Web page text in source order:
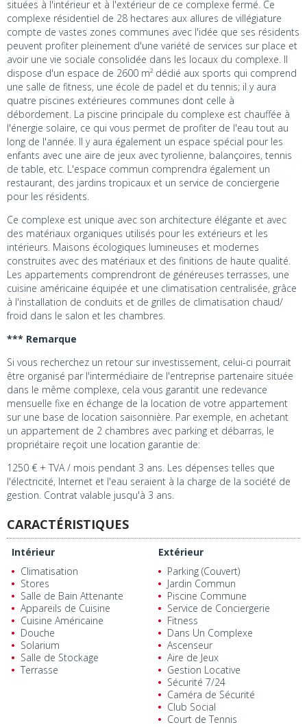
situées à l'intérieur et à l'extérieur de ce complexe fermé. Ce
complexe résidentiel de 28 hectares aux allures de villégiature
compte de vastes zones communes avec l'idée que ses résidents
peuvent profiter pleinement d'une variété de services sur place et
avoir une vie sociale consolidée dans les locaux du complexe. Il
dispose d'un espace de 2600 m² dédié aux sports qui comprend
une salle de fitness, une école de padel et du tennis; il y aura
quatre piscines extérieures communes dont celle à
débordement. La piscine principale du complexe est chauffée à
l'énergie solaire, ce qui vous permet de profiter de l'eau tout au
long de l'année. Il y aura également un espace spécial pour les
enfants avec une aire de jeux avec tyrolienne, balançoires, tennis
de table, etc. L'espace commun comprendra également un
restaurant, des jardins tropicaux et un service de conciergerie
pour les résidents.
Ce complexe est unique avec son architecture élégante et avec
des matériaux organiques utilisés pour les extérieurs et les
intérieurs. Maisons écologiques lumineuses et modernes
construites avec des matériaux et des finitions de haute qualité.
Les appartements comprendront de généreuses terrasses, une
cuisine américaine équipée et une climatisation centralisée, grâce
à l'installation de conduits et de grilles de climatisation chaud/
froid dans le salon et les chambres.
*** Remarque
Si vous recherchez un retour sur investissement, celui-ci pourrait
être organisé par l'intermédiaire de l'entreprise partenaire située
dans le même complexe, cela vous garantit une redevance
mensuelle fixe en échange de la location de votre appartement
sur une base de location saisonnière. Par exemple, en achetant
un appartement de 2 chambres avec parking et débarras, le
propriétaire reçoit une location garantie de:
1250 € + TVA / mois pendant 3 ans. Les dépenses telles que
l'électricité, Internet et l'eau seraient à la charge de la société de
gestion. Contrat valable jusqu'à 3 ans.
CARACTÉRISTIQUES
Intérieur
Climatisation
Stores
Salle de Bain Attenante
Appareils de Cuisine
Cuisine Américaine
Douche
Solarium
Salle de Stockage
Terrasse
Extérieur
Parking (Couvert)
Jardin Commun
Piscine Commune
Service de Conciergerie
Fitness
Dans Un Complexe
Ascenseur
Aire de Jeux
Gestion Locative
Sécurité 7/24
Caméra de Sécurité
Club Social
Court de Tennis